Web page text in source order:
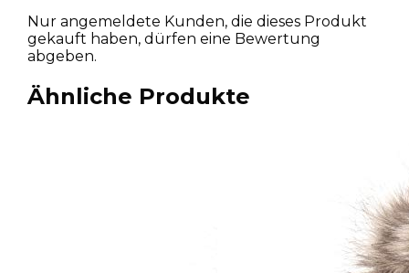
Nur angemeldete Kunden, die dieses Produkt
gekauft haben, dürfen eine Bewertung
abgeben.
Ähnliche Produkte